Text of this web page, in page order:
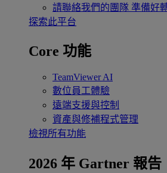
請聯絡我們的團隊 準備好
探索此平台
Core 功能
TeamViewer AI
數位員工體驗
遠端支援與控制
資產與修補程式管理
檢視所有功能
2026 年 Gartner 報告